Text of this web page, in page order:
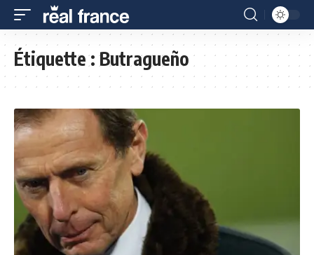
Étiquette :Butragueño